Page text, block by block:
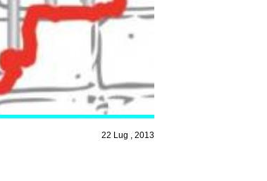
22 Lug , 2013